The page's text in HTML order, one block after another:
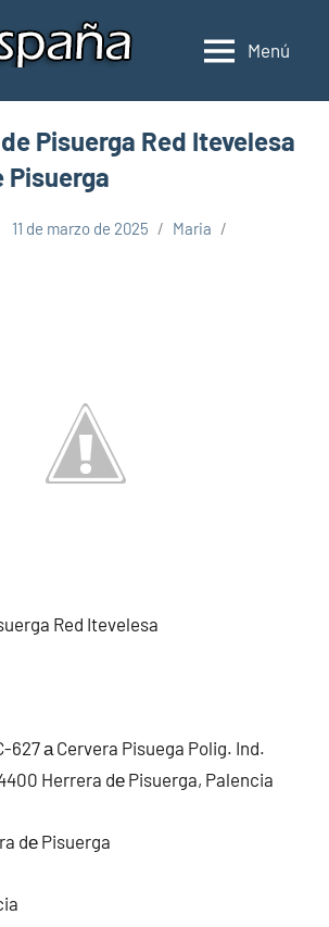
Inspección
de
ITV
Donde
ITV
Menú
Pisuerga Red Itevelesa
Pisuerga
11 de marzo de 2025 Maria
Red Itevelesa
627 а Cervera Pisuega Polig. Ind.
Herrera dе Pisuerga, Palencia
dе Pisuerga